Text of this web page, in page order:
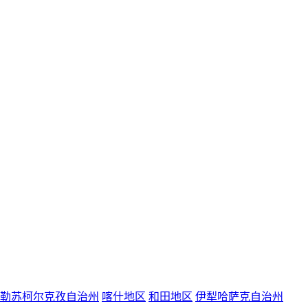
苏柯尔克孜自治州 喀什地区 和田地区 伊犁哈萨克自治州